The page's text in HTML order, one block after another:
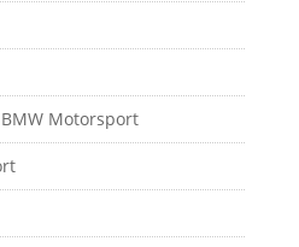
BMW Motorsport